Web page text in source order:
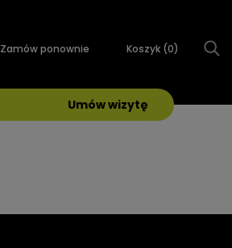
Zamów ponownie Koszyk (0)
Umów wizytę